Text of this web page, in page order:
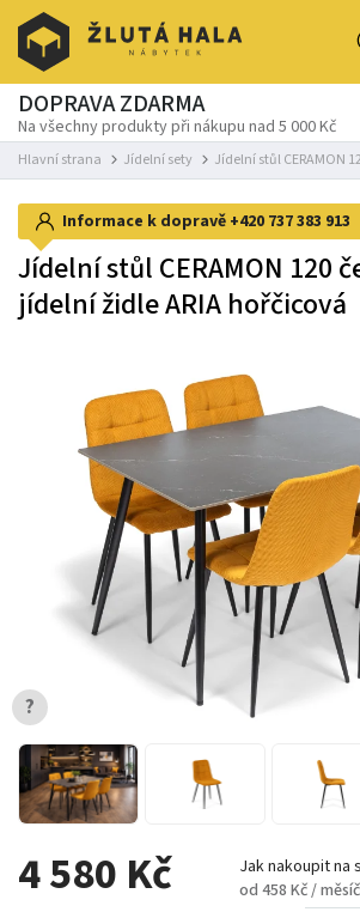
DOPRAVA ZDARMA
Na všechny produkty při nákupu nad 5 000 Kč
Hlavní strana Jídelní sety Jídelní stůl CERAMON
4 580 Kč Jak nakoupit na
od 458 Kč /
Informace k dopravě +420 737 383 913
Jídelní stůl CERAMON 120
jídelní židle ARIA hořčicová
?